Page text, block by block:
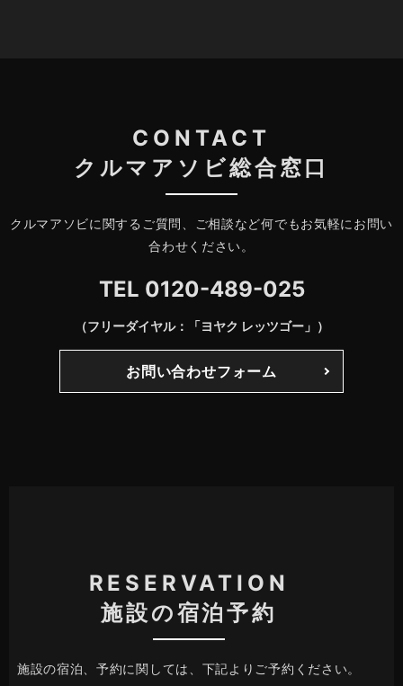
CONTACT
クルマアソビ総合窓口
クルマアソビに関するご質問、ご相談など何でもお気軽にお問い
合わせください。
TEL 0120-489-025
（フリーダイヤル：「ヨヤク レッツゴー」）
お問い合わせフォーム
RESERVATION
施設の宿泊予約
施設の宿泊、予約に関しては、下記よりご予約ください。